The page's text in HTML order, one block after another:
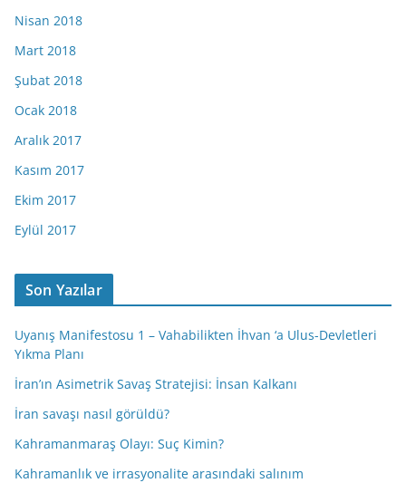
Nisan 2018
Mart 2018
Şubat 2018
Ocak 2018
Aralık 2017
Kasım 2017
Ekim 2017
Eylül 2017
Son Yazılar
Uyanış Manifestosu 1 – Vahabilikten İhvan ‘a Ulus-Devletleri
Yıkma Planı
İran’ın Asimetrik Savaş Stratejisi: İnsan Kalkanı
İran savaşı nasıl görüldü?
Kahramanmaraş Olayı: Suç Kimin?
Kahramanlık ve irrasyonalite arasındaki salınım